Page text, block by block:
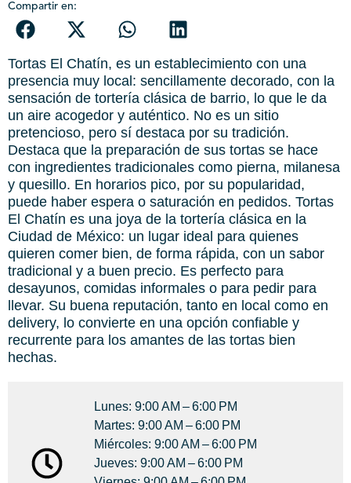
Compartir en:
Tortas El Chatín, es un establecimiento con una
presencia muy local: sencillamente decorado, con la
sensación de tortería clásica de barrio, lo que le da
un aire acogedor y auténtico. No es un sitio
pretencioso, pero sí destaca por su tradición.
Destaca que la preparación de sus tortas se hace
con ingredientes tradicionales como pierna, milanesa
y quesillo. En horarios pico, por su popularidad,
puede haber espera o saturación en pedidos. Tortas
El Chatín es una joya de la tortería clásica en la
Ciudad de México: un lugar ideal para quienes
quieren comer bien, de forma rápida, con un sabor
tradicional y a buen precio. Es perfecto para
desayunos, comidas informales o para pedir para
llevar. Su buena reputación, tanto en local como en
delivery, lo convierte en una opción confiable y
recurrente para los amantes de las tortas bien
hechas.
Lunes: 9:00 AM – 6:00 PM
Martes: 9:00 AM – 6:00 PM
Miércoles: 9:00 AM – 6:00 PM
Jueves: 9:00 AM – 6:00 PM